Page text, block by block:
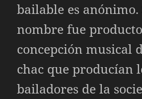
bailable es anónimo.
nombre fue
concepción musical
chac que producían
bailadores de la